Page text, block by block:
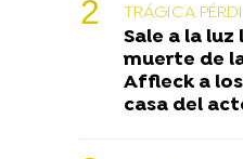
TRÁGICA
Sale a la luz
muerte de
Affleck a
casa del